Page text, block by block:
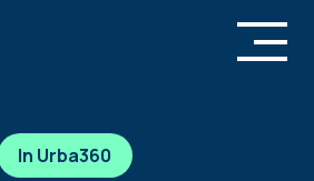
In Urba360